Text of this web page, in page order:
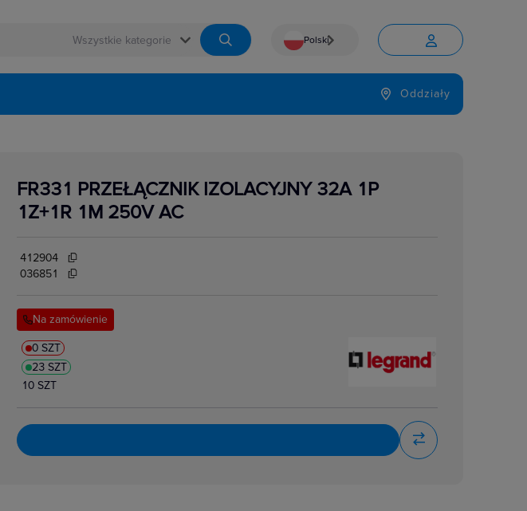
 Polski
Język

Oddziały
FR331 PRZEŁĄCZNIK IZOLACYJNY 32A 1P
1Z+1R 1M 250V AC
412904
036851
Na zamówienie
0 SZT
23 SZT
10 SZT